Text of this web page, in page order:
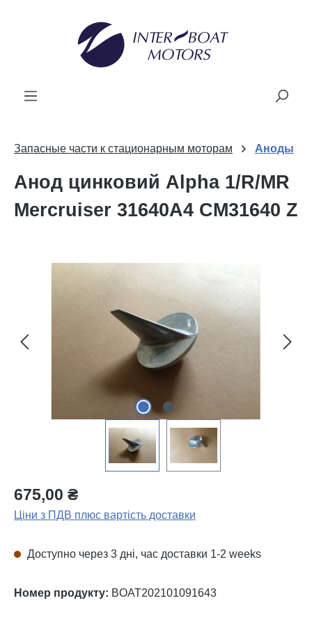
Запасные части к стационарным моторам Аноды
Анод цинковий Alpha 1/R/MR
Mercruiser 31640A4 CM31640 Z
675,00 ₴
Ціни з ПДВ плюс вартість доставки
Доступно через 3 дні, час доставки 1-2 weeks
Номер продукту: BOAT202101091643